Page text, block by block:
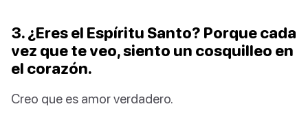
3. ¿Eres el Espíritu Santo? Porque cada
vez que te veo, siento un cosquilleo en
el corazón.
Creo que es amor verdadero.